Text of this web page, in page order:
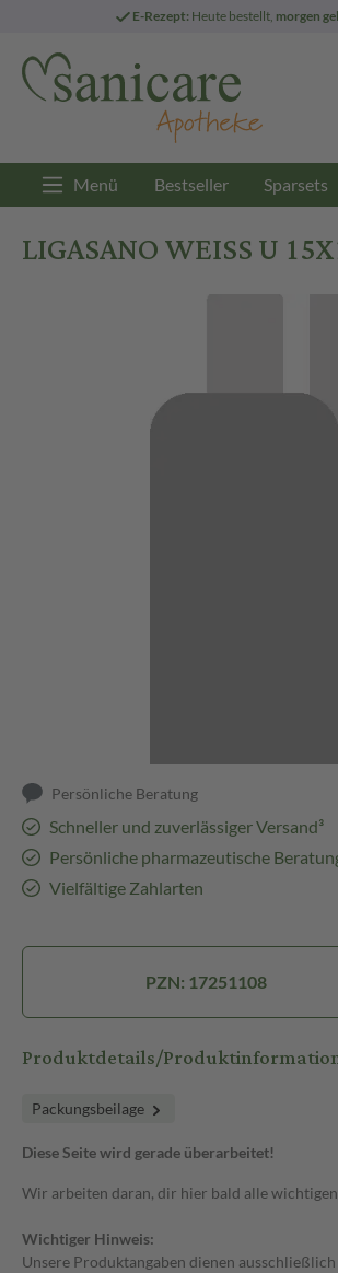
E-Rezept: Heute bestellt, morgen
Menü Bestseller Sparsets
LIGASANO WEISS U
Persönliche Beratung
Schneller und zuverlässiger Versand³
Persönliche pharmazeutische
Vielfältige Zahlarten
PZN: 17251108
Produktdetails/
Packungsbeilage
Diese Seite wird gerade überarbeitet!
Wir arbeiten daran, dir hier bald alle
Wichtiger Hinweis:
Unsere Produktangaben dienen